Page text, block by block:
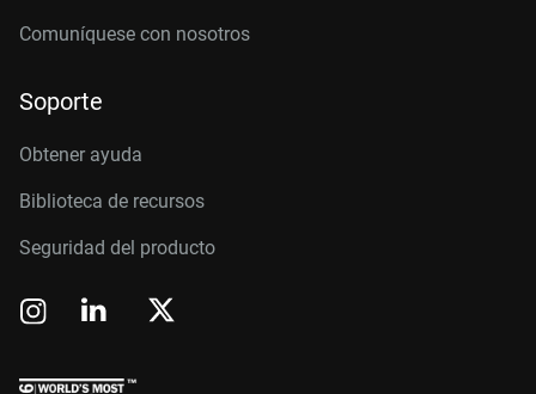
Comuníquese con nosotros
Soporte
Obtener ayuda
Biblioteca de recursos
Seguridad del producto